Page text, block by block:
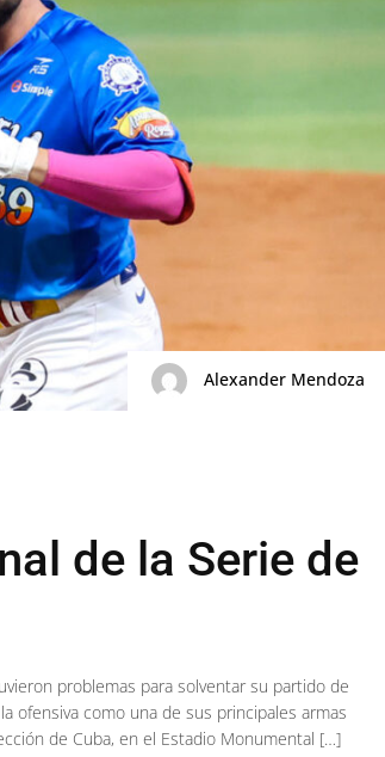
Alexander Mendoza
de la Serie de
problemas para solventar su partido de
ofensiva como una de sus principales armas
de Cuba, en el Estadio Monumental […]